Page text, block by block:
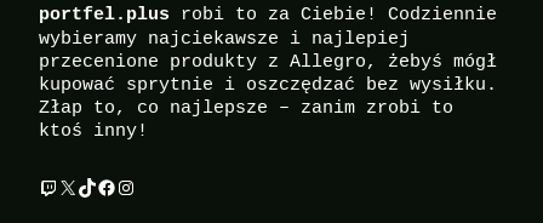
portfel.plus robi to za Ciebie! Codziennie
wybieramy najciekawsze i najlepiej
przecenione produkty z Allegro, żebyś mógł
kupować sprytnie i oszczędzać bez wysiłku.
Złap to, co najlepsze – zanim zrobi to
ktoś inny!
Twitch X TikTok Facebook Instagram